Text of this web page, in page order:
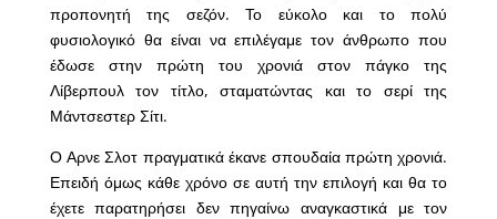
προπονητή της σεζόν. Το εύκολο και το πολύ
φυσιολογικό θα είναι να επιλέγαμε τον άνθρωπο που
έδωσε στην πρώτη του χρονιά στον πάγκο της
Λίβερπουλ τον τίτλο, σταματώντας και το σερί της
Μάντσεστερ Σίτι.
Ο Αρνε Σλοτ πραγματικά έκανε σπουδαία πρώτη χρονιά.
Επειδή όμως κάθε χρόνο σε αυτή την επιλογή και θα το
έχετε παρατηρήσει δεν πηγαίνω αναγκαστικά με τον